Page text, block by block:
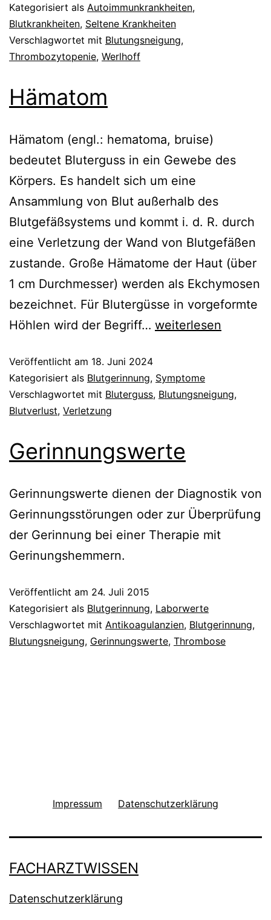
Kategorisiert als Autoimmunkrankheiten,
Blutkrankheiten, Seltene Krankheiten
Verschlagwortet mit Blutungsneigung,
Thrombozytopenie, Werlhoff
Hämatom
Hämatom (engl.: hematoma, bruise)
bedeutet Bluterguss in ein Gewebe des
Körpers. Es handelt sich um eine
Ansammlung von Blut außerhalb des
Blutgefäßsystems und kommt i. d. R. durch
eine Verletzung der Wand von Blutgefäßen
zustande. Große Hämatome der Haut (über
1 cm Durchmesser) werden als Ekchymosen
bezeichnet. Für Blutergüsse in vorgeformte
Höhlen wird der Begriff… Hämatom
weiterlesen
Veröffentlicht am 18. Juni 2024
Kategorisiert als Blutgerinnung, Symptome
Verschlagwortet mit Bluterguss, Blutungsneigung,
Blutverlust, Verletzung
Gerinnungswerte
Gerinnungswerte dienen der Diagnostik von
Gerinnungsstörungen oder zur Überprüfung
der Gerinnung bei einer Therapie mit
Gerinungshemmern.
Veröffentlicht am 24. Juli 2015
Kategorisiert als Blutgerinnung, Laborwerte
Verschlagwortet mit Antikoagulanzien, Blutgerinnung,
Blutungsneigung, Gerinnungswerte, Thrombose
Impressum Datenschutzerklärung
FACHARZTWISSEN
Datenschutzerklärung